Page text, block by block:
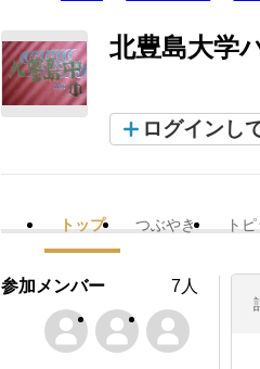
北豊島大学
ログインし
トップ つぶやき ト
参加メンバー 7人